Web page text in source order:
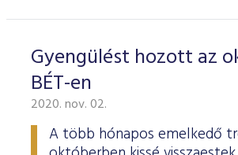
Gyengülést hozott az
BÉT-en
2020. nov. 02.
A több hónapos emelkedő